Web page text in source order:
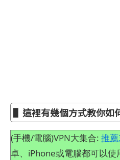
▌這裡有幾個方式教你如
(手機/電腦)VPN大集合: 推
卓、iPhone或電腦都可以使